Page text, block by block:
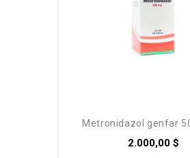
metronidazol genfar
2.000,00 $